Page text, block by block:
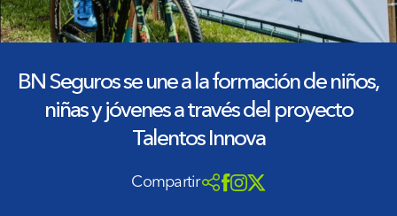
BN Seguros se une a la formación de niños,
niñas y jóvenes a través del proyecto
Talentos Innova
Compartir